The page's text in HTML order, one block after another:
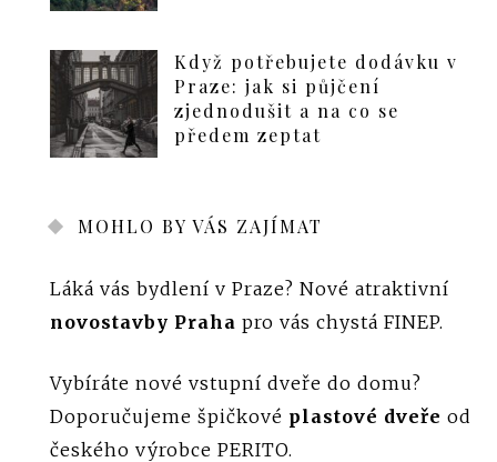
Když potřebujete dodávku v
Praze: jak si půjčení
zjednodušit a na co se
předem zeptat
MOHLO BY VÁS ZAJÍMAT
Láká vás bydlení v Praze? Nové atraktivní
novostavby Praha pro vás chystá FINEP.
Vybíráte nové vstupní dveře do domu?
Doporučujeme špičkové plastové dveře od
českého výrobce PERITO.